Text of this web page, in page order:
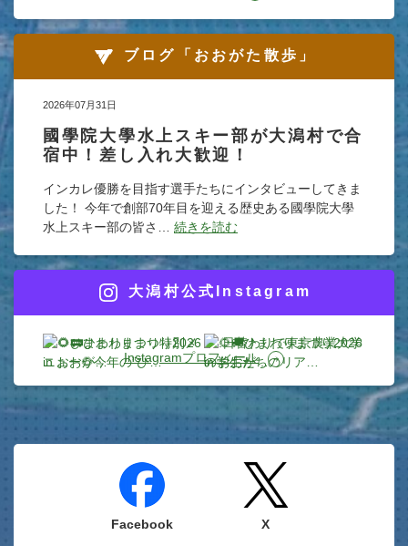
ブログ「おおがた散歩」
2026年07月31日
國學院大學水上スキー部が大潟村で合
宿中！差し入れ大歓迎！
インカレ優勝を目指す選手たちにインタビューしてきま
した！ 今年で創部70年目を迎える歴史ある國學院大學
水上スキー部の皆さ… 続きを読む
大潟村公式Instagram
Instagramプロフィール
Facebook X